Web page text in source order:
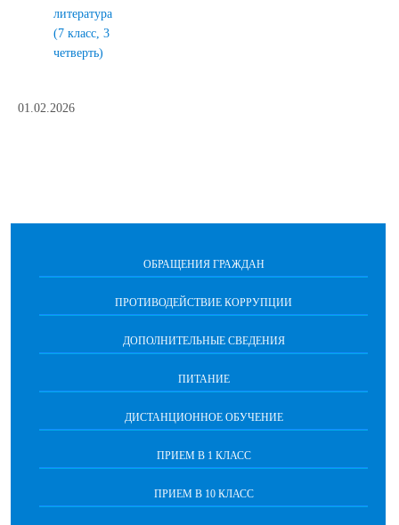
литература
(7 класс, 3
четверть)
01.02.2026
ОБРАЩЕНИЯ ГРАЖДАН
ПРОТИВОДЕЙСТВИЕ КОРРУПЦИИ
ДОПОЛНИТЕЛЬНЫЕ СВЕДЕНИЯ
ПИТАНИЕ
ДИСТАНЦИОННОЕ ОБУЧЕНИЕ
ПРИЕМ В 1 КЛАСС
ПРИЕМ В 10 КЛАСС